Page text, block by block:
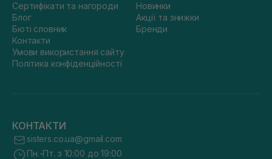
Сертифікати та нагороди
Блог
Бюті словник
Контакти
Умови використання сайту
Політика конфіденційності
Новинки
Акції та знижки
Бренди
КОНТАКТИ
sisters.co.ua@gmail.com
Пн.-Пт. з 10:00 до 19:00